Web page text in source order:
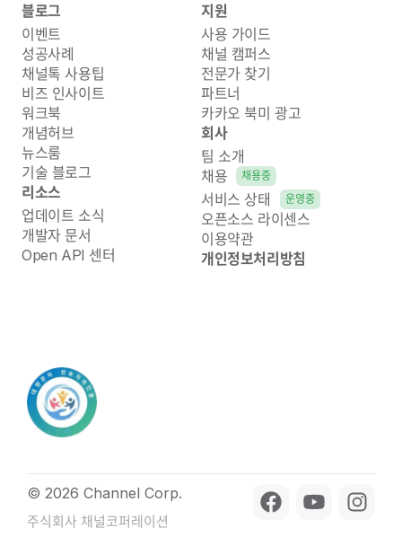
블로그
이벤트
성공사례
채널톡 사용팁
비즈 인사이트
워크북
개념허브
뉴스룸
기술 블로그
리소스
업데이트 소식
개발자 문서
Open API 센터
지원
사용 가이드
채널 캠퍼스
전문가 찾기
파트너
카카오 북미 광고
회사
팀 소개
채용
채용중
서비스 상태 운영중
오픈소스 라이센스
이용약관
개인정보처리방침
© 2026 Channel Corp.
주식회사 채널코퍼레이션